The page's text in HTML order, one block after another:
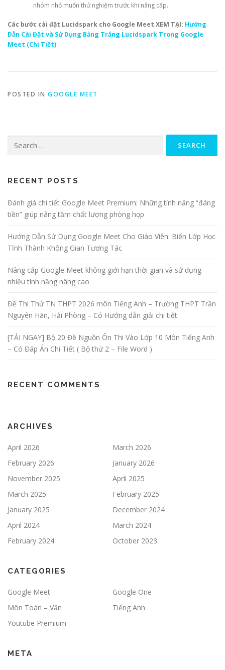
nhóm nhỏ muốn thử nghiệm trước khi nâng cấp.
Các bước cài đặt Lucidspark cho Google Meet XEM TẠI: Hướng
Dẫn Cài Đặt và Sử Dụng Bảng Trắng Lucidspark Trong Google
Meet (Chi Tiết)
POSTED IN GOOGLE MEET
for:
RECENT POSTS
Đánh giá chi tiết Google Meet Premium: Những tính năng “đáng
tiền” giúp nâng tầm chất lượng phòng họp
Hướng Dẫn Sử Dụng Google Meet Cho Giáo Viên: Biến Lớp Học
Tĩnh Thành Không Gian Tương Tác
Nâng cấp Google Meet không giới hạn thời gian và sử dụng
nhiều tính năng nâng cao
Đề Thi Thử TN THPT 2026 môn Tiếng Anh – Trường THPT Trần
Nguyên Hãn, Hải Phòng – Có Hướng dẫn giải chi tiết
[TẢI NGAY] Bộ 20 Đề Nguồn Ôn Thi Vào Lớp 10 Môn Tiếng Anh
– Có Đáp Án Chi Tiết ( Bộ thứ 2 – File Word )
RECENT COMMENTS
ARCHIVES
April 2026
March 2026
February 2026
January 2026
November 2025
April 2025
March 2025
February 2025
January 2025
December 2024
April 2024
March 2024
February 2024
October 2023
CATEGORIES
Google Meet
Google One
Môn Toán – Văn
Tiếng Anh
Youtube Premium
META